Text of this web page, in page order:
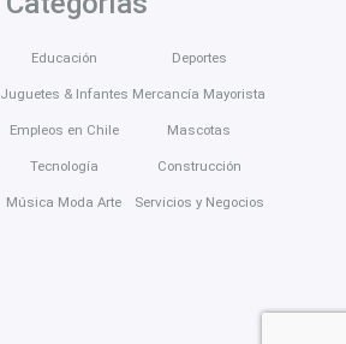
Educación
Juguetes & Infantes
Empleos en Chile
Tecnología
Música Moda Arte
Deportes
Mercancía Mayorista
Mascotas
Construcción
Servicios y Negocios